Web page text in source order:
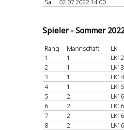
Sa.
02.07.2022 14:00
Spieler - Sommer
Rang Mannschaft
LK
1
1
2
1
3
1
4
1
5
2
6
2
7
2
8
2